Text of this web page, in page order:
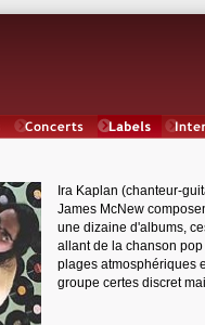
Ira Kaplan (chanteur-
James McNew
une dizaine d'albums,
allant de la chanson
plages atmosphériques
groupe certes discret